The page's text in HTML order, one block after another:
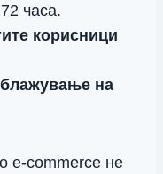
часа.
корисници
на
e-commerce не